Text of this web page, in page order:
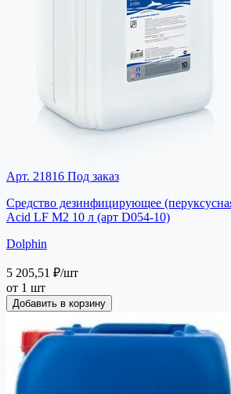
Арт. 21816 Под заказ
Средство дезинфицирующее
Acid LF M2 10 л (арт D054-10)
Dolphin
5 205,51 ₽/шт
от 1 шт
Добавить в корзину